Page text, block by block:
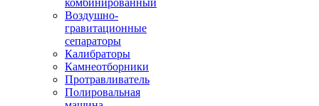
комбинированный
Воздушно-
гравитационные
сепараторы
Калибраторы
Камнеотборники
Протравливатель
Полировальная